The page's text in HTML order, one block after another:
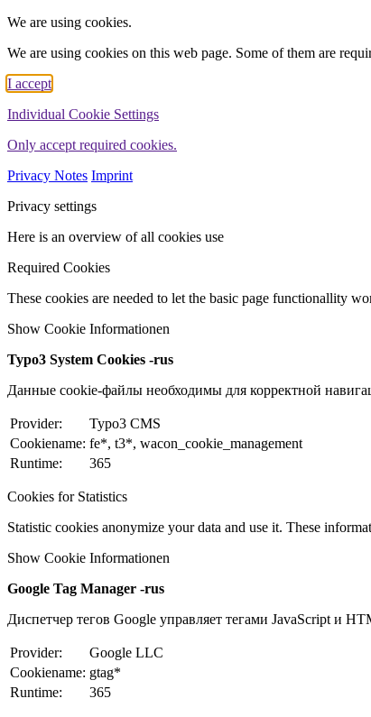
We are using cookies.
We are using cookies on this web page. Some of them are
I accept
Individual Cookie Settings
Only accept required cookies.
Privacy Notes Imprint
Privacy settings
Here is an overview of all cookies use
Required Cookies
These cookies are needed to let the basic page functionallity
Show Cookie Informationen
Typo3 System Cookies -rus
Данные cookie-файлы необходимы для корректной
Provider:
Typo3 CMS
Cookiename: fe*, t3*, wacon_cookie_management
Runtime:
365
Cookies for Statistics
Statistic cookies anonymize your data and use it. These
Show Cookie Informationen
Google Tag Manager -rus
Диспетчер тегов Google управляет тегами JavaScript и
Provider:
Google LLC
Cookiename: gtag*
Runtime:
365